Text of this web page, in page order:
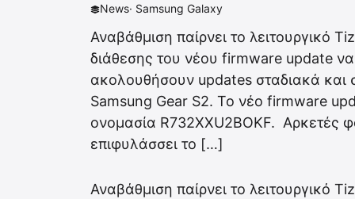
News· Samsung Galaxy
Αναβάθμιση παίρνει το λειτουργικό
διάθεσης του νέου firmware update
ακολουθήσουν updates σταδιακά και
Samsung Gear S2. To νέο firmware
ονομασία R732XXU2BOKF. Αρκετές
επιφυλάσσει το […]
Αναβάθμιση παίρνει το λειτουργικό